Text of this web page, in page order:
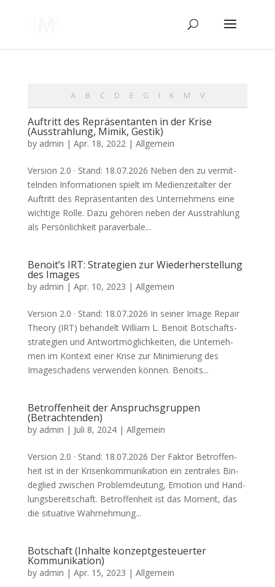
A B C D E G I K M V
Auftritt des Repräsentanten in der Krise
(Ausstrahlung, Mimik, Gestik)
by admin | Apr. 18, 2022| Allgemein
Ver­si­on 2.0 · Stand: 18.07.2026 Neben den zu ver­mit­
teln­den Infor­ma­tio­nen spielt im Medi­en­zeit­al­ter der
Auf­tritt des Reprä­sen­tan­ten des Unter­neh­mens eine
wich­ti­ge Rol­le. Dazu gehö­ren neben der Aus­strah­lung
als Per­sön­lich­keit para­ver­ba­le...
Benoit’s IRT: Strategien zur Wiederherstellung
des Images
by admin | Apr. 10, 2023 | Allgemein
Ver­si­on 2.0 · Stand: 18.07.2026 In sei­ner Image Repair
Theo­ry (IRT) behan­delt Wil­liam L. Benoit Bot­schafts­
stra­te­gien und Ant­wort­mög­lich­kei­ten, die Unter­neh­
men im Kon­text einer Kri­se zur Mini­mie­rung des
Image­scha­dens ver­wen­den kön­nen. Benoits...
Betroffenheit der Anspruchsgruppen
(Betrachtenden)
by admin | Juli 8, 2024| Allgemein
Ver­si­on 2.0 · Stand: 18.07.2026 Der Fak­tor Betrof­fen­
heit ist in der Kri­sen­kom­mu­ni­ka­ti­on ein zen­tra­les Bin­
de­glied zwi­schen Pro­blem­deu­tung, Emo­ti­on und Hand­
lungs­be­reit­schaft. Betrof­fen­heit ist das Moment, das
die situa­ti­ve Wahr­neh­mung...
Botschaft (Inhalte konzeptgesteuerter
Kommunikation)
by admin | Apr. 15, 2023 | Allgemein